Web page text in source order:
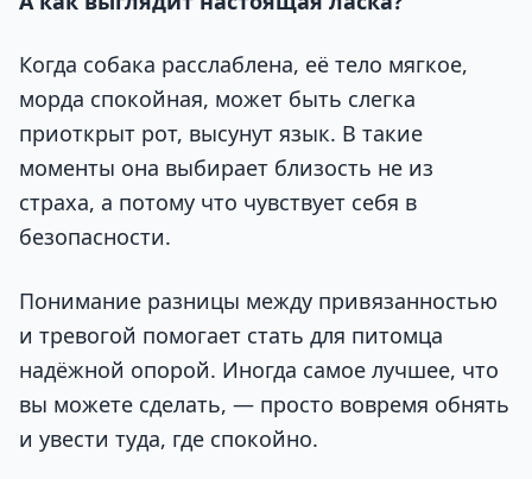
Когда собака расслаблена, её тело мягкое,
морда спокойная, может быть слегка
приоткрыт рот, высунут язык. В такие
моменты она выбирает близость не из
страха, а потому что чувствует себя в
безопасности.
Понимание разницы между привязанностью
и тревогой помогает стать для питомца
надёжной опорой. Иногда самое лучшее, что
вы можете сделать, — просто вовремя обнять
и увести туда, где спокойно.